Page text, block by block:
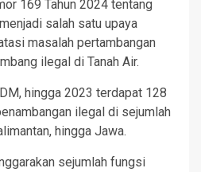
169 Tahun 2024 tentang
salah satu upaya
masalah pertambangan
ilegal di Tanah Air.
hingga 2023 terdapat 128
ilegal di sejumlah
hingga Jawa.
sejumlah fungsi